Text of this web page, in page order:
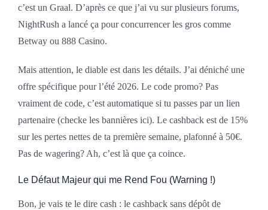
c’est un Graal. D’après ce que j’ai vu sur plusieurs forums,
NightRush a lancé ça pour concurrencer les gros comme
Betway ou 888 Casino.
Mais attention, le diable est dans les détails. J’ai déniché une
offre spécifique pour l’été 2026. Le code promo? Pas
vraiment de code, c’est automatique si tu passes par un lien
partenaire (checke les bannières ici). Le cashback est de 15%
sur les pertes nettes de ta première semaine, plafonné à 50€.
Pas de wagering? Ah, c’est là que ça coince.
Le Défaut Majeur qui me Rend Fou (Warning !)
Bon, je vais te le dire cash : le cashback sans dépôt de